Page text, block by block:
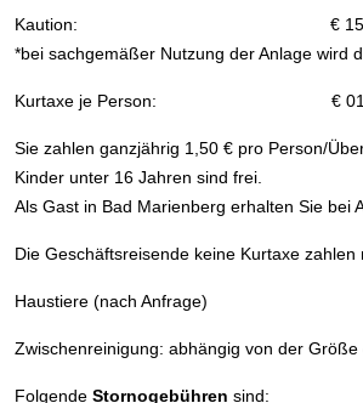
Kaution: € 150,00/
*bei sachgemäßer Nutzung der Anlage wird
Kurtaxe je Person: € 01,50 /
Sie zahlen ganzjährig 1,50 € pro Person/
Kinder unter 16 Jahren sind frei.
Als Gast in Bad Marienberg erhalten Sie bei
Die Geschäftsreisende keine Kurtaxe zahlen
Haustiere (nach Anfrage)
Zwischenreinigung: abhängig von der
Folgende Stornogebühren sind: